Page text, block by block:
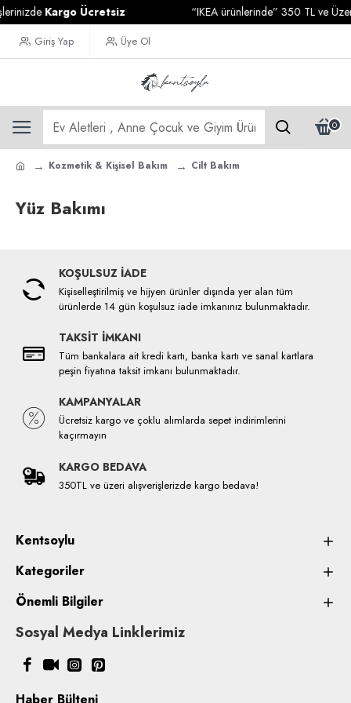
Kargo Ücretsiz “IKEA ürünlerinde” 350 TL ve
Giriş Yap Üye Ol
0
Kozmetik & Kişisel Bakım Cilt Bakım
Yüz Bakımı
KOŞULSUZ İADE
Kişiselleştirilmiş ve hijyen ürünler dışında yer alan tüm
ürünlerde 14 gün koşulsuz iade imkanınız bulunmaktadır.
TAKSİT İMKANI
Tüm bankalara ait kredi kartı, banka kartı ve sanal kartlara
peşin fiyatına taksit imkanı bulunmaktadır.
KAMPANYALAR
Ücretsiz kargo ve çoklu alımlarda sepet indirimlerini
kaçırmayın
KARGO BEDAVA
350TL ve üzeri alışverişlerizde kargo bedava!
Kentsoylu
Kategoriler
Önemli Bilgiler
Sosyal Medya Linklerimiz